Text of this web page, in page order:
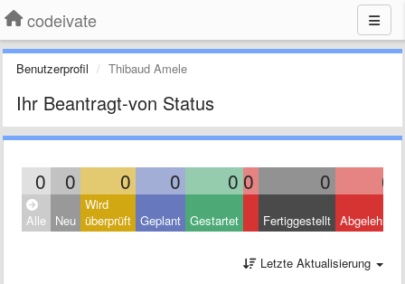
codeivate
Benutzerprofil Thibaud Amele
Ihr Beantragt-von Status
0 0 0 0 0 0 0 0
Alle Neu
Wird
überprüft Geplant Gestartet Fertiggestellt Abgelehnt
Letzte Aktualisierung